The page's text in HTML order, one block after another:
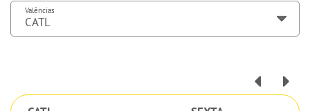
Valências